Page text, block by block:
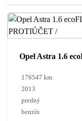
176547 km
2013
predný
benzín